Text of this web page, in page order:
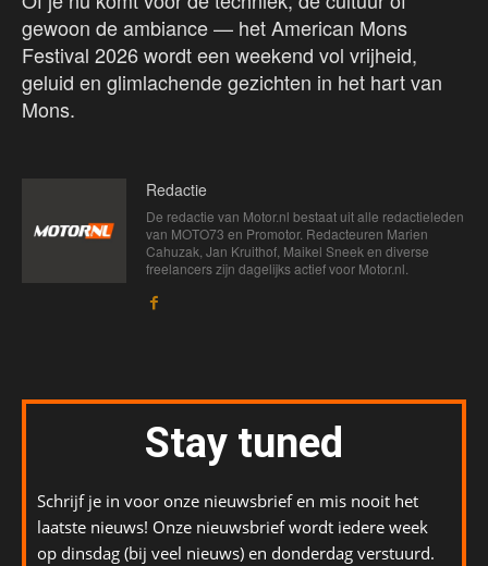
gewoon de ambiance — het American Mons
Festival 2026 wordt een weekend vol vrijheid,
geluid en glimlachende gezichten in het hart van
Mons.
Redactie
De redactie van Motor.nl bestaat uit alle redactieleden
van MOTO73 en Promotor. Redacteuren Marien
Cahuzak, Jan Kruithof, Maikel Sneek en diverse
freelancers zijn dagelijks actief voor Motor.nl.
Stay tuned
Schrijf je in voor onze nieuwsbrief en mis nooit het
laatste nieuws! Onze nieuwsbrief wordt iedere week
op dinsdag (bij veel nieuws) en donderdag verstuurd.